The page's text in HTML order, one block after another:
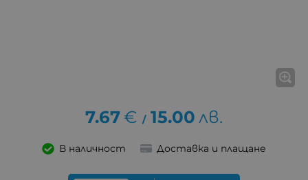
7.67€ / 15.00 лв.
В наличност Доставка и плащане